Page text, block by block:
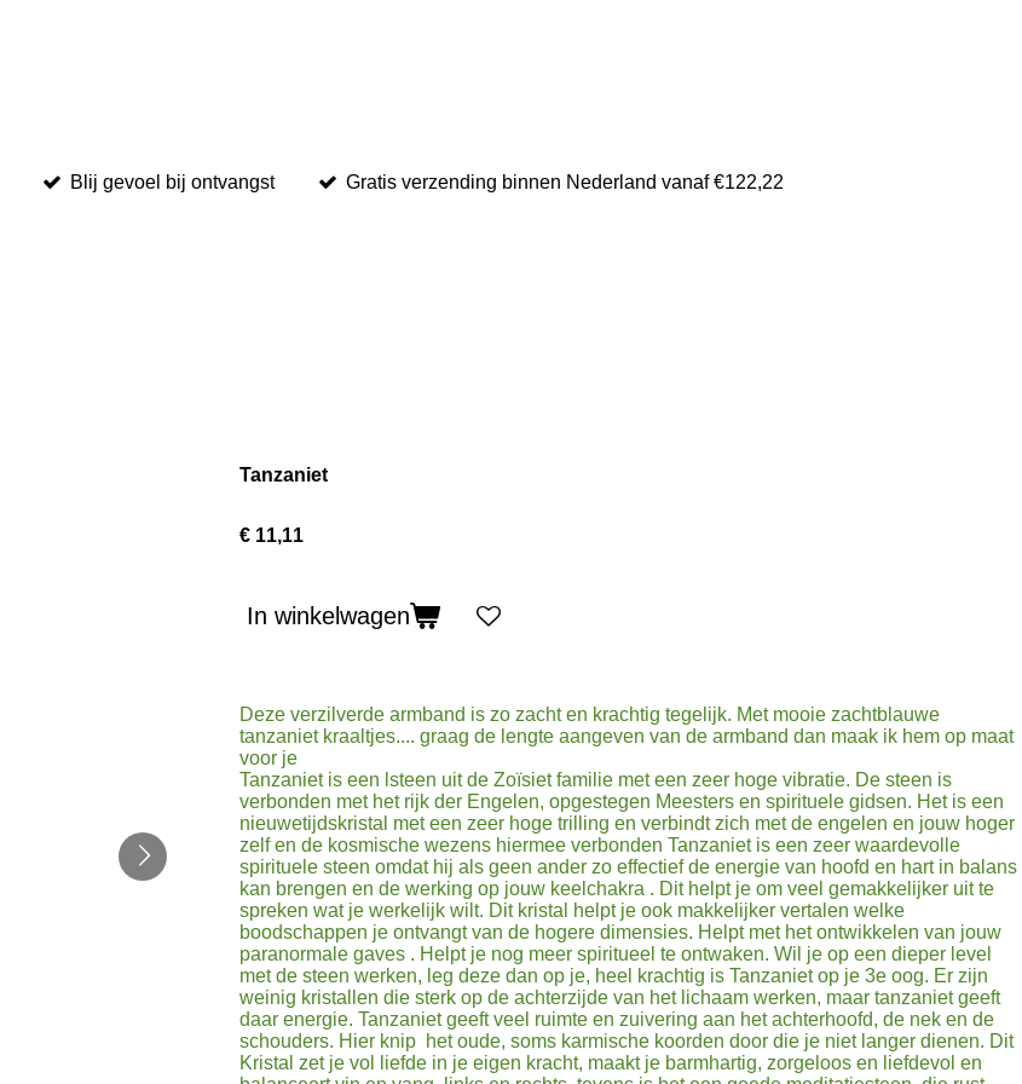
Blij gevoel bij ontvangst Gratis verzending binnen Nederland vanaf €122,22
Tanzaniet
€ 11,11
In winkelwagen
Deze verzilverde armband is zo zacht en krachtig tegelijk. Met mooie zachtblauwe
tanzaniet kraaltjes.... graag de lengte aangeven van de armband dan maak ik hem op maat
voor je
Tanzaniet is een lsteen uit de Zoïsiet familie met een zeer hoge vibratie. De steen is
verbonden met het rijk der Engelen, opgestegen Meesters en spirituele gidsen. Het is een
nieuwetijdskristal met een zeer hoge trilling en verbindt zich met de engelen en jouw hoger
zelf en de kosmische wezens hiermee verbonden Tanzaniet is een zeer waardevolle
spirituele steen omdat hij als geen ander zo effectief de energie van hoofd en hart in balans
kan brengen en de werking op jouw keelchakra . Dit helpt je om veel gemakkelijker uit te
spreken wat je werkelijk wilt. Dit kristal helpt je ook makkelijker vertalen welke
boodschappen je ontvangt van de hogere dimensies. Helpt met het ontwikkelen van jouw
paranormale gaves . Helpt je nog meer spiritueel te ontwaken. Wil je op een dieper level
met de steen werken, leg deze dan op je, heel krachtig is Tanzaniet op je 3e oog. Er zijn
weinig kristallen die sterk op de achterzijde van het lichaam werken, maar tanzaniet geeft
daar energie. Tanzaniet geeft veel ruimte en zuivering aan het achterhoofd, de nek en de
schouders. Hier knip het oude, soms karmische koorden door die je niet langer dienen. Dit
Kristal zet je vol liefde in je eigen kracht, maakt je barmhartig, zorgeloos en liefdevol en